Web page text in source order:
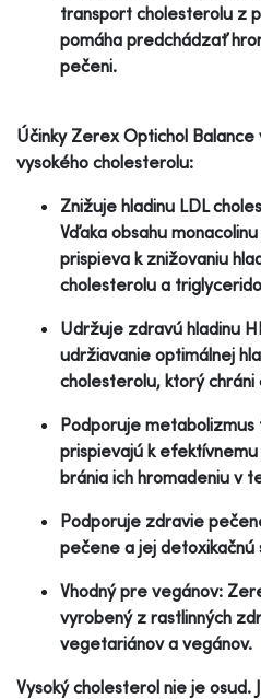
transport cholesterolu z
pomáha predchádzať
pečeni.
Účinky Zerex Optichol
vysokého cholesterolu:
Znižuje hladinu LDL
Vďaka obsahu
prispieva k znižovaniu
cholesterolu a
Udržuje zdravú hladinu
udržiavanie optimálnej
cholesterolu, ktorý
Podporuje metabolizmus
prispievajú k
bránia ich hromadeniu v
Podporuje zdravie
pečene a jej detoxikačnú
Vhodný pre vegánov:
vyrobený z rastlinných
vegetariánov a vegánov.
Vysoký cholesterol nie je